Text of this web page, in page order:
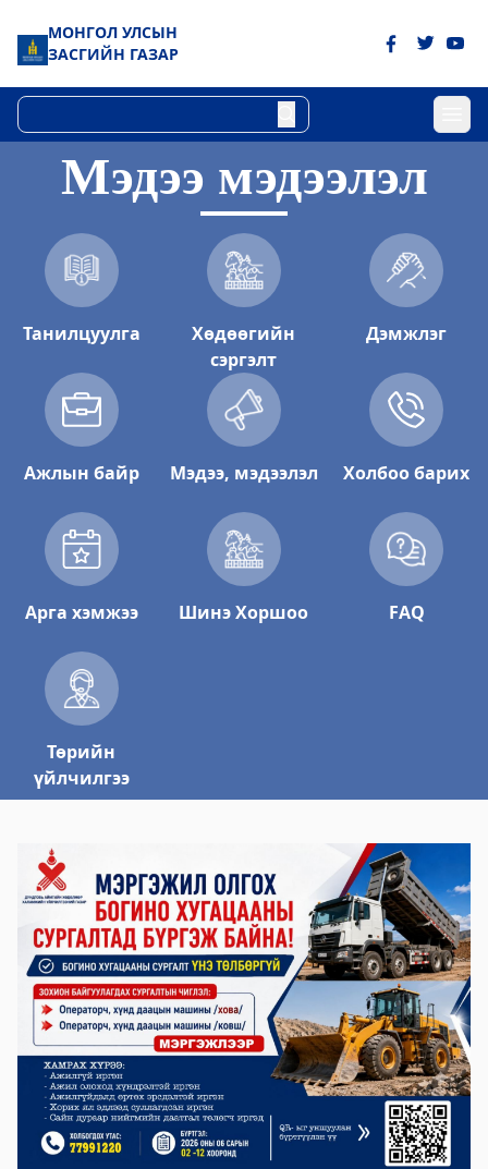
МОНГОЛ УЛСЫН
ЗАСГИЙН ГАЗАР
Мэдээ мэдээлэл
Танилцуулга
Хөдөөгийн
сэргэлт
Дэмжлэг
Ажлын байр Мэдээ, мэдээлэл Холбоо барих
Арга хэмжээ Шинэ Хоршоо FAQ
Төрийн
үйлчилгээ